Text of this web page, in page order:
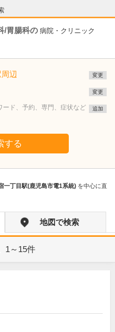
/胃腸科の 病院・クリニック
辺 変更
変更
ード、予約、専門、症状など
追加
する
一丁目駅(鹿児島市電1系統) を中心に直
地図で検索
1～15件